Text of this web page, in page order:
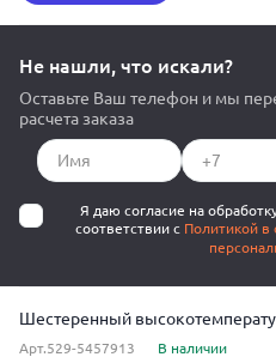
Не нашли, что искали?
Оставьте Ваш телефон и мы
расчета заказа
Я даю согласие на
соответствии с Политикой в
Шестеренный
Арт.529-5457913 В наличии